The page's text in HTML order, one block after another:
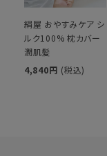
絹屋 おやすみケア シ
ルク100% 枕カバー
潤肌髪
4,840円 (税込)